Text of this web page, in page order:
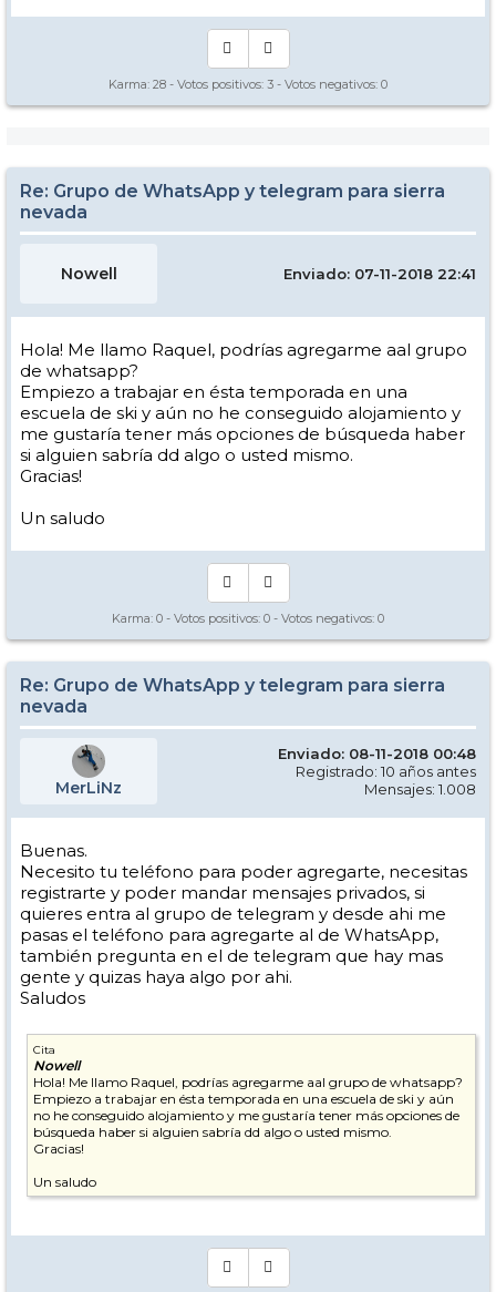
Karma: 28 - Votos positivos: 3 - Votos negativos: 0
Re: Grupo de WhatsApp y telegram para sierra
nevada
Nowell Enviado: 07-11-2018 22:41
Hola! Me llamo Raquel, podrías agregarme aal grupo
de whatsapp?
Empiezo a trabajar en ésta temporada en una
escuela de ski y aún no he conseguido alojamiento y
me gustaría tener más opciones de búsqueda haber
si alguien sabría dd algo o usted mismo.
Gracias!
Un saludo
Karma: 0 - Votos positivos: 0 - Votos negativos: 0
Re: Grupo de WhatsApp y telegram para sierra
nevada
MerLiNz
Enviado: 08-11-2018 00:48
Registrado: 10 años antes
Mensajes: 1.008
Buenas.
Necesito tu teléfono para poder agregarte, necesitas
registrarte y poder mandar mensajes privados, si
quieres entra al grupo de telegram y desde ahi me
pasas el teléfono para agregarte al de WhatsApp,
también pregunta en el de telegram que hay mas
gente y quizas haya algo por ahi.
Saludos
Cita
Nowell
Hola! Me llamo Raquel, podrías agregarme aal grupo de whatsapp?
Empiezo a trabajar en ésta temporada en una escuela de ski y aún
no he conseguido alojamiento y me gustaría tener más opciones de
búsqueda haber si alguien sabría dd algo o usted mismo.
Gracias!
Un saludo